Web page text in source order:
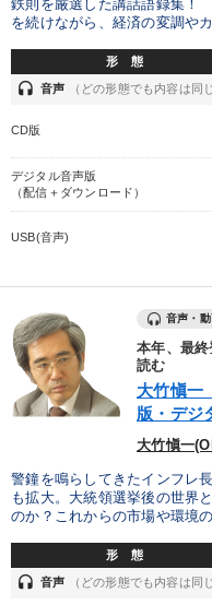
鉄則を厳選した講話語録集！
を続けながら、経済の変調や
形 態
headset 音声 （どの形態でも内容は同
CD版
デジタル音声版
（配信＋ダウンロード）
USB(音声)
音声・
本年、最
読む
大竹愼一
版・デジ
大竹愼一
警鐘を鳴らしてきたインフレ
も拡大。大統領選挙後の世界
のか？これからの市場や環境
形 態
headset 音声 （どの形態でも内容は同